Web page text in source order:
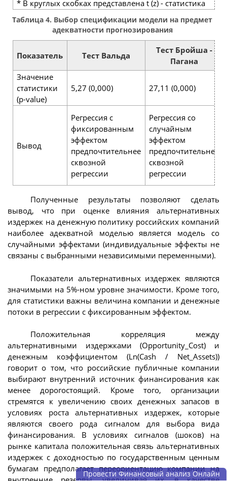
* В круглых скобках представлена t (z) - статистика
Таблица 4. Выбор спецификации модели на предмет
адекватности прогнозирования
Показатель Тест Вальда
Тест Бройша -
Пагана
Значение
статистики
(p-value)
5,27 (0,000) 27,11 (0,000)
Вывод
Регрессия с
фиксированным
эффектом
предпочтительнее
сквозной
регрессии
Регрессия со
случайным
эффектом
предпочтительнее
сквозной
регрессии
Полученные результаты позволяют сделать
вывод, что при оценке влияния альтернативных
издержек на денежную политику российских компаний
наиболее адекватной моделью является модель со
случайными эффектами (индивидуальные эффекты не
связаны с выбранными независимыми переменными).
Показатели альтернативных издержек являются
значимыми на 5%-ном уровне значимости. Кроме того,
для статистики важны величина компании и денежные
потоки в регрессии с фиксированным эффектом.
Положительная корреляция между
альтернативными издержками (Opportunity_Cost) и
денежным коэффициентом (Ln(Cash / Net_Assets))
говорит о том, что российские публичные компании
выбирают внутренний источник финансирования как
менее дорогостоящий. Кроме того, организации
стремятся к увеличению своих денежных запасов в
условиях роста альтернативных издержек, которые
являются своего рода сигналом для выбора вида
финансирования. В условиях сигналов (шоков) на
рынке капитала положительная связь альтернативных
издержек с доходностью по государственным ценным
бумагам предполагает переориентацию компании на
Провести Финансовый анализ Онлайн